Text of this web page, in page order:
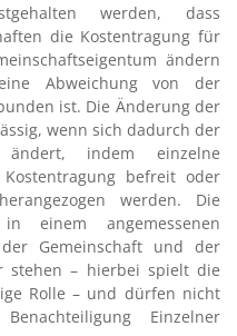
werden, dass
die Kostentragung für
ändern
Abweichung von der
ist. Die Änderung der
wenn sich dadurch der
indem einzelne
befreit oder
werden. Die
einem angemessenen
Gemeinschaft und der
stehen – hierbei spielt die
Rolle – und dürfen nicht
Einzelner